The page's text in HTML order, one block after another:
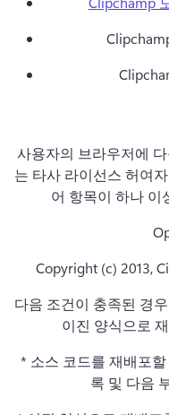
사용자의 브라우저에
는 타사 라이선스 허여
어 항목이 하나 이
Copyright (c) 2013,
다음 조건이 충족된 경
이진 양식으로
* 소스 코드를 재배포
록 및 다음